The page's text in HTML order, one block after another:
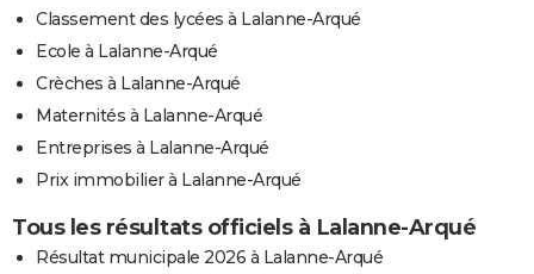
Classement des lycées à Lalanne-Arqué
Ecole à Lalanne-Arqué
Crèches à Lalanne-Arqué
Maternités à Lalanne-Arqué
Entreprises à Lalanne-Arqué
Prix immobilier à Lalanne-Arqué
Tous les résultats officiels à Lalanne-Arqué
Résultat municipale 2026 à Lalanne-Arqué